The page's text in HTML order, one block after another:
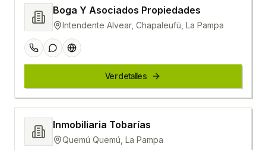
Boga Y Asociados Propiedades
Intendente Alvear, Chapaleufú, La Pampa
Ver detalles
Inmobiliaria Tobarías
Quemú Quemú, La Pampa